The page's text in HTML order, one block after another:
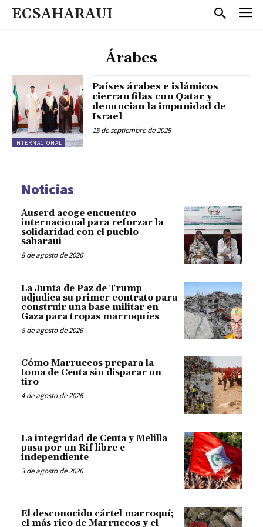
ECSAHARAUI
Árabes
INTERNACIONAL
Países árabes e islámicos
cierran filas con Qatar y
denuncian la impunidad de
Israel
15 de septiembre de 2025
Noticias
Auserd acoge encuentro
internacional para reforzar la
solidaridad con el pueblo
saharaui
8 de agosto de 2026
La Junta de Paz de Trump
adjudica su primer contrato para
construir una base militar en
Gaza para tropas marroquíes
8 de agosto de 2026
Cómo Marruecos prepara la
toma de Ceuta sin disparar un
tiro
4 de agosto de 2026
La integridad de Ceuta y Melilla
pasa por un Rif libre e
independiente
3 de agosto de 2026
El desconocido cártel marroquí;
el más rico de Marruecos y el